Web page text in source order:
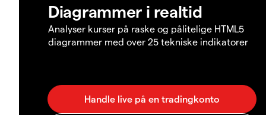
Diagrammer i realtid
Analyser kurser på raske og pålitelige HTML5
diagrammer med over 25 tekniske indikatorer